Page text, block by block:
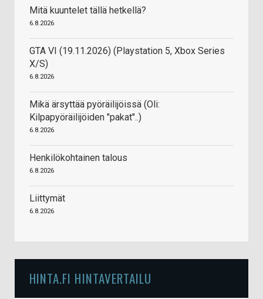
Mitä kuuntelet tällä hetkellä?
6.8.2026
GTA VI (19.11.2026) (Playstation 5, Xbox Series
X/S)
6.8.2026
Mikä ärsyttää pyöräilijöissä (Oli:
Kilpapyöräilijöiden "pakat"..)
6.8.2026
Henkilökohtainen talous
6.8.2026
Liittymät
6.8.2026
HINTA.FI HINTAVERTAILU